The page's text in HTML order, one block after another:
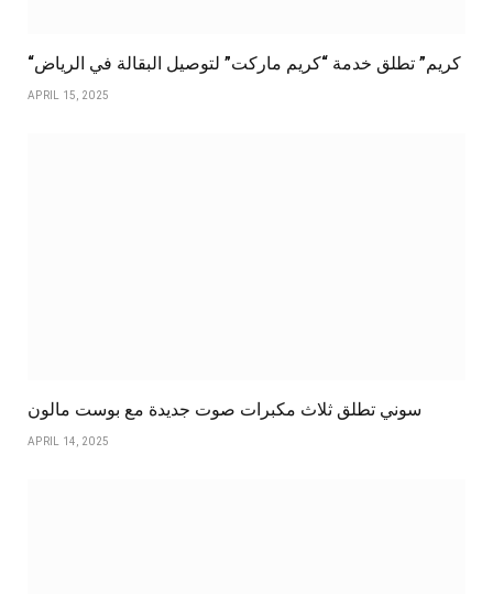
“كريم” تطلق خدمة “كريم ماركت” لتوصيل البقالة في الرياض
APRIL 15, 2025
سوني تطلق ثلاث مكبرات صوت جديدة مع بوست مالون
APRIL 14, 2025